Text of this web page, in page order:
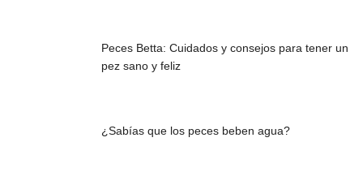
Peces Betta: Cuidados y consejos para tener un
pez sano y feliz
¿Sabías que los peces beben agua?